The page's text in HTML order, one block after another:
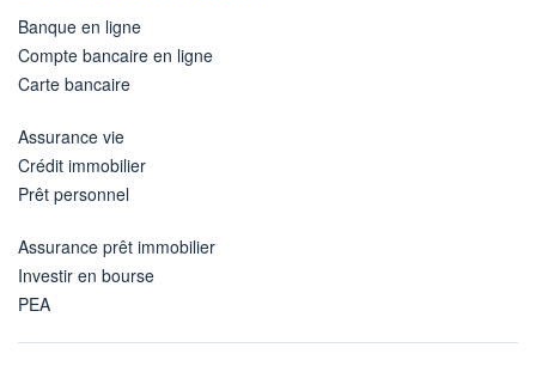
Banque en ligne
Compte bancaire en ligne
Carte bancaire
Assurance vie
Crédit immobilier
Prêt personnel
Assurance prêt immobilier
Investir en bourse
PEA